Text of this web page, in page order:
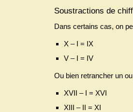
Soustractions de
Dans certains cas, on
X – I = IX
V – I = IV
Ou bien retrancher un
XVII – I = XVI
XIII – II = XI